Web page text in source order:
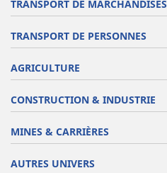
TRANSPORT DE MARCHANDISES
TRANSPORT DE PERSONNES
AGRICULTURE
CONSTRUCTION & INDUSTRIE
MINES & CARRIÈRES
AUTRES UNIVERS